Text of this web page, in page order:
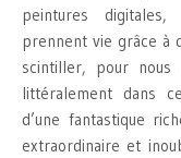
peintures
prennent vie grâce à
scintiller, pour
littéralement dans
d’une fantastique
extraordinaire et